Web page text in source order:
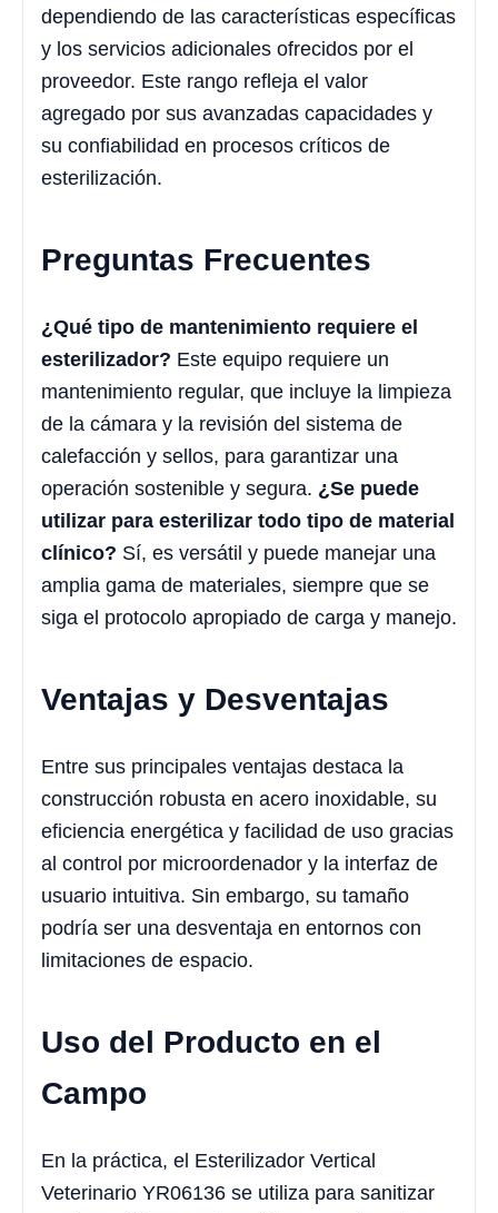
dependiendo de las características específicas
y los servicios adicionales ofrecidos por el
proveedor. Este rango refleja el valor
agregado por sus avanzadas capacidades y
su confiabilidad en procesos críticos de
esterilización.
Preguntas Frecuentes
¿Qué tipo de mantenimiento requiere el
esterilizador? Este equipo requiere un
mantenimiento regular, que incluye la limpieza
de la cámara y la revisión del sistema de
calefacción y sellos, para garantizar una
operación sostenible y segura. ¿Se puede
utilizar para esterilizar todo tipo de material
clínico? Sí, es versátil y puede manejar una
amplia gama de materiales, siempre que se
siga el protocolo apropiado de carga y manejo.
Ventajas y Desventajas
Entre sus principales ventajas destaca la
construcción robusta en acero inoxidable, su
eficiencia energética y facilidad de uso gracias
al control por microordenador y la interfaz de
usuario intuitiva. Sin embargo, su tamaño
podría ser una desventaja en entornos con
limitaciones de espacio.
Uso del Producto en el
Campo
En la práctica, el Esterilizador Vertical
Veterinario YR06136 se utiliza para sanitizar